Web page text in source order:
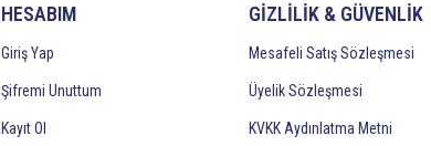
HESABIM
Giriş Yap
Şifremi Unuttum
Kayıt Ol
GİZLİLİK & GÜVENLİK
Mesafeli Satış Sözleşmesi
Üyelik Sözleşmesi
KVKK Aydınlatma Metni